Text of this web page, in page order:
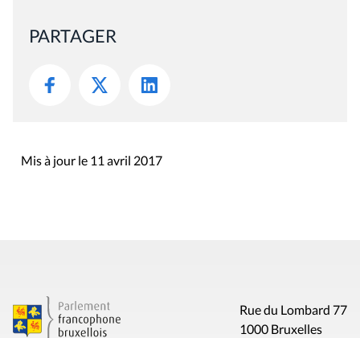
PARTAGER
Mis à jour le 11 avril 2017
Rue du Lombard 77
1000 Bruxelles